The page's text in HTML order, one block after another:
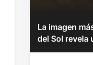
La imagen
del Sol revela
más de un